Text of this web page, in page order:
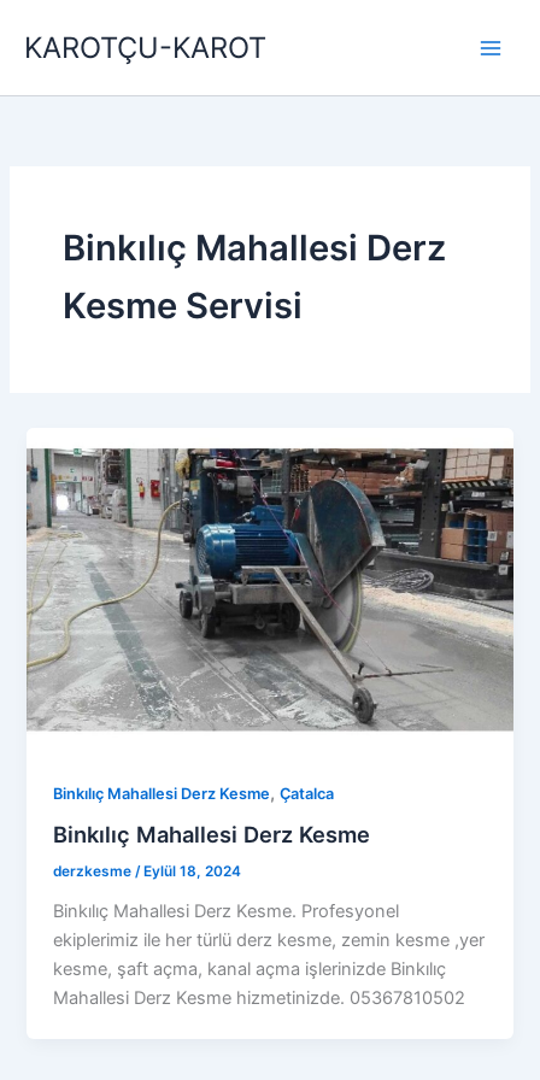
atlaKAROTÇU-KAROT
Binkılıç Mahallesi Derz
Kesme Servisi
Binkılıç Mahallesi Derz Kesme,Çatalca
Binkılıç Mahallesi Derz Kesme
derzkesme/ Eylül 18, 2024
Binkılıç Mahallesi Derz Kesme. Profesyonel
ekiplerimiz ile her türlü derz kesme, zemin kesme ,yer
kesme, şaft açma, kanal açma işlerinizde Binkılıç
Mahallesi Derz Kesme hizmetinizde. 05367810502